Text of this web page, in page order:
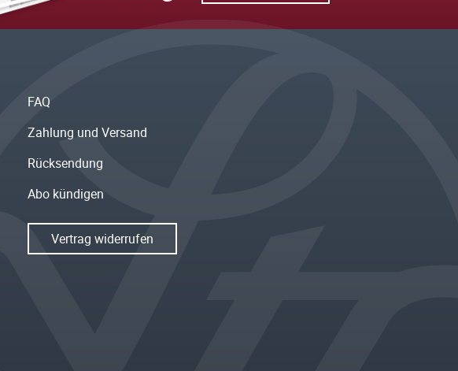
FAQ
Zahlung und Versand
Rücksendung
Abo kündigen
Vertrag widerrufen